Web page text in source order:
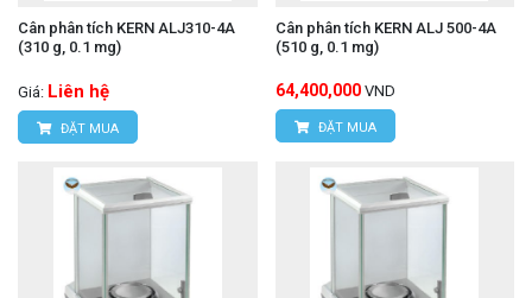
Cân phân tích KERN ALJ310-4A
(310 g, 0.1 mg)
Giá: Liên hệ
ĐẶT MUA
Cân phân tích KERN ALJ 500-4A
(510 g, 0.1 mg)
64,400,000 VND
ĐẶT MUA